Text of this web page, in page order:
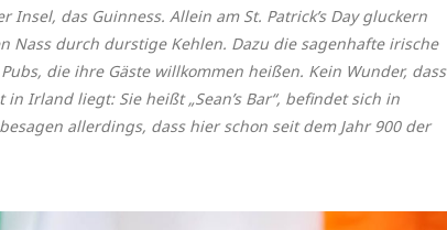
das Guinness. Allein am St. Patrick’s Day gluckern
Nass durch durstige Kehlen. Dazu die sagenhafte irische
die ihre Gäste willkommen heißen. Kein Wunder, dass
Irland liegt: Sie heißt „Sean’s Bar“, befindet sich in
allerdings, dass hier schon seit dem Jahr 900 der